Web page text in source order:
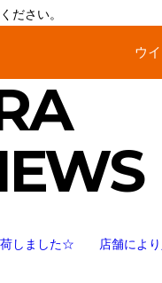
ださい。
ウ
しました☆ 店舗により